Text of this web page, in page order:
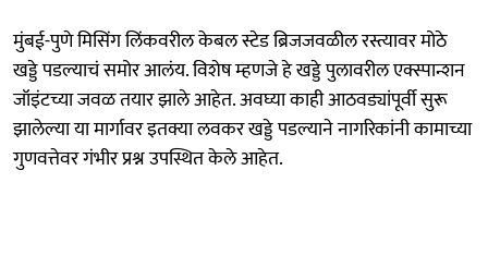
मुंबई-पुणे मिसिंग लिंकवरील केबल स्टेड ब्रिजजवळील रस्त्यावर मोठे
खड्डे पडल्याचं समोर आलंय. विशेष म्हणजे हे खड्डे पुलावरील एक्स्पान्शन
जॉइंटच्या जवळ तयार झाले आहेत. अवघ्या काही आठवड्यांपूर्वी सुरू
झालेल्या या मार्गावर इतक्या लवकर खड्डे पडल्याने नागरिकांनी कामाच्या
गुणवत्तेवर गंभीर प्रश्न उपस्थित केले आहेत.